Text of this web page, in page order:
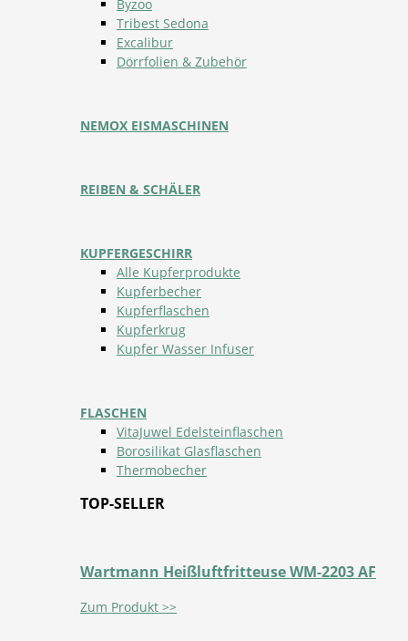
Byzoo
Tribest Sedona
Excalibur
Dörrfolien & Zubehör
NEMOX EISMASCHINEN
REIBEN & SCHÄLER
KUPFERGESCHIRR
Alle Kupferprodukte
Kupferbecher
Kupferflaschen
Kupferkrug
Kupfer Wasser Infuser
FLASCHEN
VitaJuwel Edelsteinflaschen
Borosilikat Glasflaschen
Thermobecher
TOP-SELLER
Wartmann Heißluftfritteuse WM-2203 AF
Zum Produkt >>